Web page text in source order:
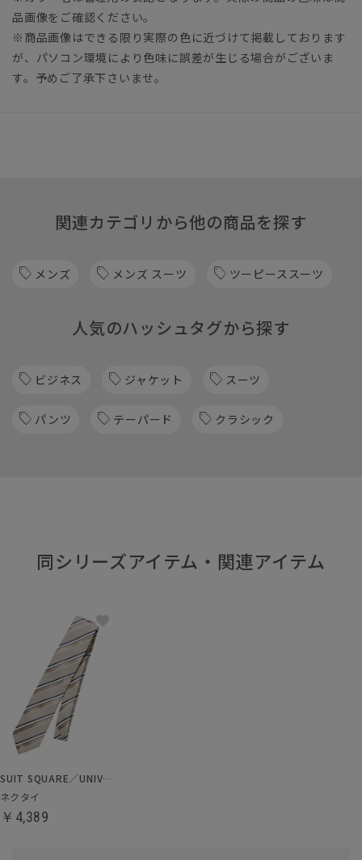
品画像をご確認ください。
※商品画像はできる限り実際の色に近づけて掲載しております
が、パソコン環境により色味に誤差が生じる場合がございま
す。予めご了承下さいませ。
関連カテゴリから他の商品を探す
メンズ メンズ スーツ ツーピーススーツ
人気のハッシュタグから探す
ビジネス ジャケット スーツ
パンツ テーパード クラシック
同シリーズアイテム・関連アイテム
SUIT SQUARE／UNIVERSAL LANGUAGE
ネクタイ
￥4,389